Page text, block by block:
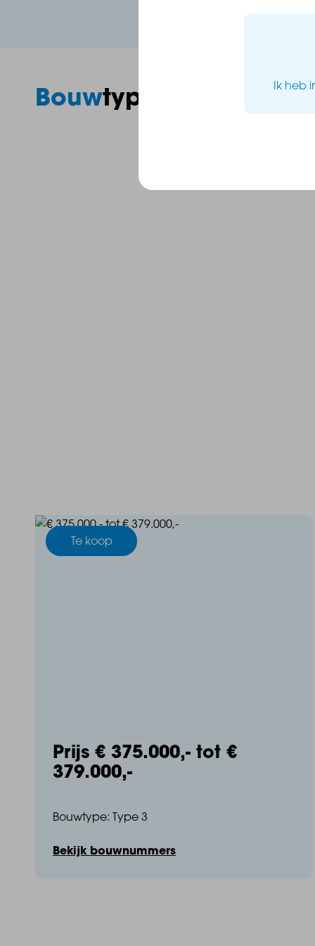
Luxe, comfort en duurzaamheid:
- Duurzaam en energiezuinig
Stel je eens voor…
Bouwtypes
Te koop
Prijs € 375.000,- tot €
379.000,-
Bouwtype: Type 3
Bekijk bouwnummers
Ik heb